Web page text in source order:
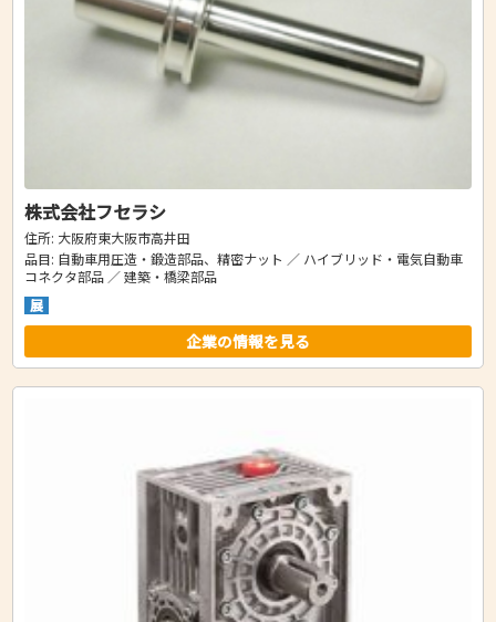
株式会社フセラシ
住所: 大阪府東大阪市高井田
品目: 自動車用圧造・鍛造部品、精密ナット ／ ハイブリッド・電気自動車
コネクタ部品 ／ 建築・橋梁部品
展
企業の情報を見る